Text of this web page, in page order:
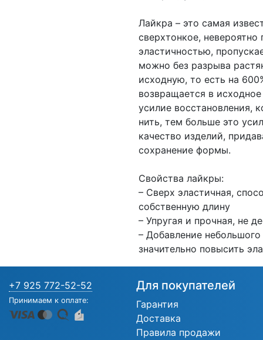
Лайкра – это самая
сверхтонкое,
эластичностью,
можно без разрыва
исходную, то есть на
возвращается в
усилие восстановления,
нить, тем больше это
качество изделий,
сохранение формы.
Свойства лайкры:
– Сверх эластичная,
собственную длину
– Упругая и прочная, не
– Добавление
значительно повысить
+7 925 772-52-52
Принимаем к оплате:
Для покупателей
Гарантия
Доставка
Правила продажи